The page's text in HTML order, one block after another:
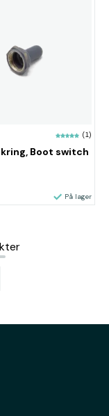
(1)
Boot switch
På lager